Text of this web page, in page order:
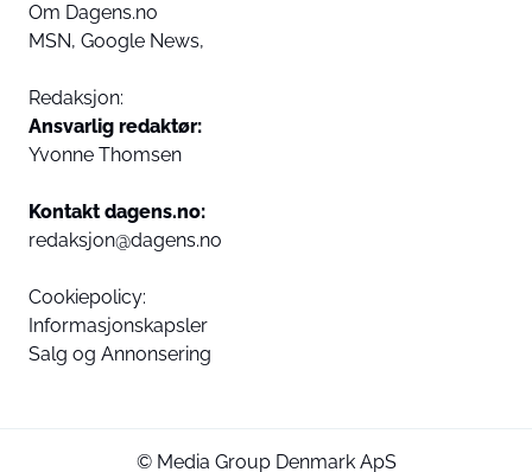
Om Dagens.no
MSN, Google News,
Redaksjon:
Ansvarlig redaktør:
Yvonne Thomsen
Kontakt dagens.no:
redaksjon@dagens.no
Cookiepolicy:
Informasjonskapsler
Salg og Annonsering
© Media Group Denmark ApS